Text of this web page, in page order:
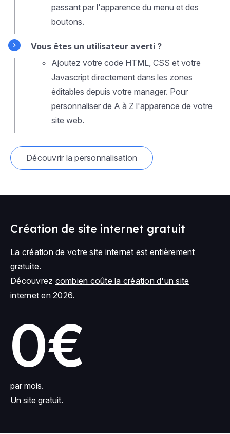
passant par l'apparence du menu et des
boutons.
Vous êtes un utilisateur averti ?
Ajoutez votre code HTML, CSS et votre
Javascript directement dans les zones
éditables depuis votre manager. Pour
personnaliser de A à Z l'apparence de votre
site web.
Découvrir la personnalisation
Création de site internet gratuit
La création de votre site internet est entièrement
gratuite.
Découvrez combien coûte la création d'un site
internet en 2026.
0€
par mois.
Un site gratuit.